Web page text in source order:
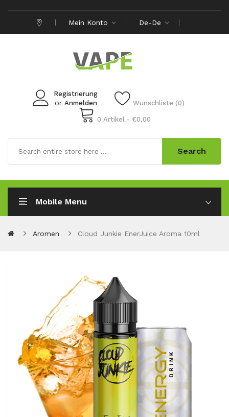
Mein Konto De-De
Registrierung
or Anmelden Wunschliste (0)
0 Artikel - €0,00
Search
Mobile Menu
Aromen Cloud Junkie EnerJuice Aroma 10ml